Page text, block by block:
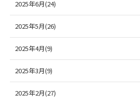
2025年6月(24)
2025年5月(26)
2025年4月(9)
2025年3月(9)
2025年2月(27)